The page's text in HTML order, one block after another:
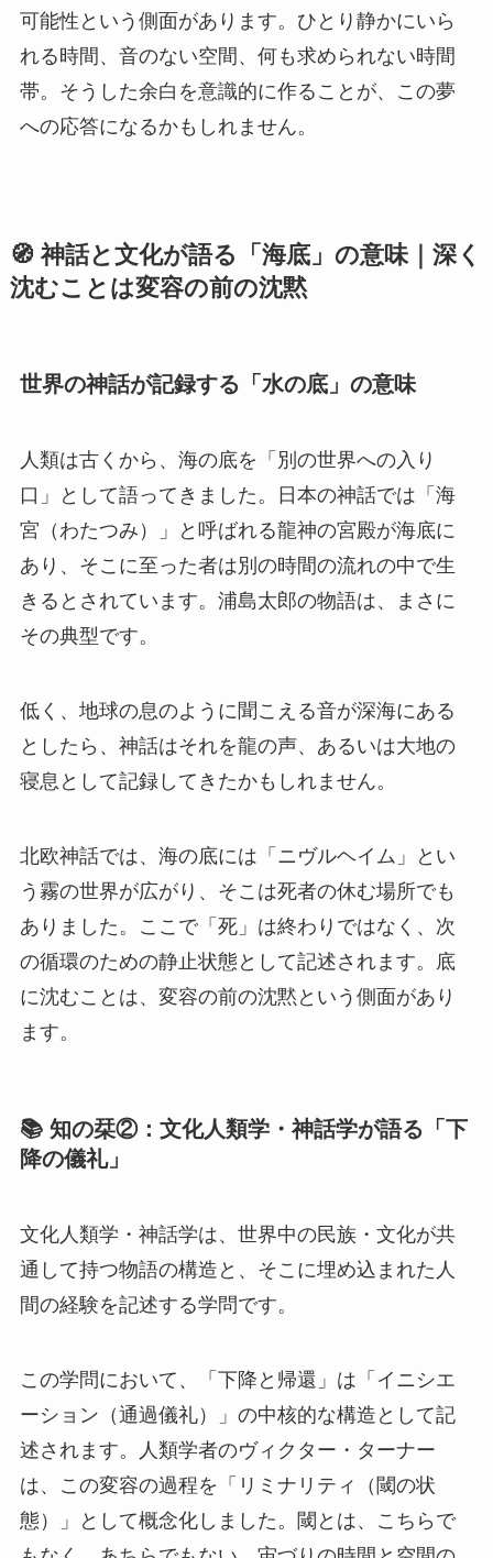
可能性という側面があります。ひとり静かにいら
れる時間、音のない空間、何も求められない時間
帯。そうした余白を意識的に作ることが、この夢
への応答になるかもしれません。
🧭 神話と文化が語る「海底」の意味｜深く
沈むことは変容の前の沈黙
世界の神話が記録する「水の底」の意味
人類は古くから、海の底を「別の世界への入り
口」として語ってきました。日本の神話では「海
宮（わたつみ）」と呼ばれる龍神の宮殿が海底に
あり、そこに至った者は別の時間の流れの中で生
きるとされています。浦島太郎の物語は、まさに
その典型です。
低く、地球の息のように聞こえる音が深海にある
としたら、神話はそれを龍の声、あるいは大地の
寝息として記録してきたかもしれません。
北欧神話では、海の底には「ニヴルヘイム」とい
う霧の世界が広がり、そこは死者の休む場所でも
ありました。ここで「死」は終わりではなく、次
の循環のための静止状態として記述されます。底
に沈むことは、変容の前の沈黙という側面があり
ます。
📚 知の栞②：文化人類学・神話学が語る「下
降の儀礼」
文化人類学・神話学は、世界中の民族・文化が共
通して持つ物語の構造と、そこに埋め込まれた人
間の経験を記述する学問です。
この学問において、「下降と帰還」は「イニシエ
ーション（通過儀礼）」の中核的な構造として記
述されます。人類学者のヴィクター・ターナー
は、この変容の過程を「リミナリティ（閾の状
態）」として概念化しました。閾とは、こちらで